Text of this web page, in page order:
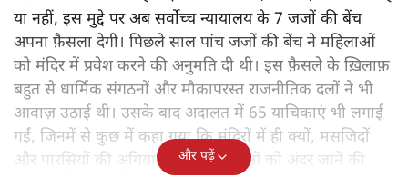
या नहीं, इस मुद्दे पर अब सर्वोच्च न्यायालय के 7 जजों की बेंच
अपना फ़ैसला देगी। पिछले साल पांच जजों की बेंच ने महिलाओं
को मंदिर में प्रवेश करने की अनुमति दी थी। इस फ़ैसले के ख़िलाफ़
बहुत से धार्मिक संगठनों और मौक़ापरस्त राजनीतिक दलों ने भी
आवाज़ उठाई थी। उसके बाद अदालत में 65 याचिकाएं भी लगाई
गईं, जिनमें से कुछ में कहा गया कि मंदिरों में ही क्यों, मसजिदों
और पारसियों की अगियारी में भी महिलाओं को अंदर जाने की
और पढ़ें